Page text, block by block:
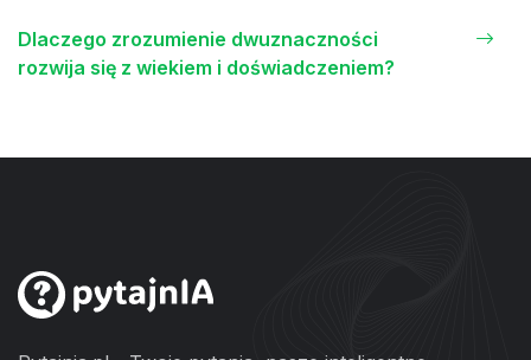
Dlaczego zrozumienie dwuznaczności
rozwija się z wiekiem i doświadczeniem?